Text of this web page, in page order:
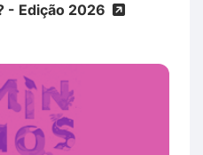
- Edição 2026